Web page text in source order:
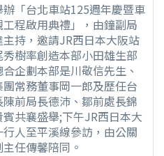
辦「台北車站125週年慶暨車
工程啟用典禮」，由鐘副局
主持，邀請JR西日本大阪站
秀樹率創造本部小田雄生部
企劃本部是川敬信先生、
常務董事岡一郎及歷任台
陳前局長德沛、鄒前處長錦
共襄盛舉;下午JR西日本大
行人至平溪線參訪，由公關
任傳馨陪同。